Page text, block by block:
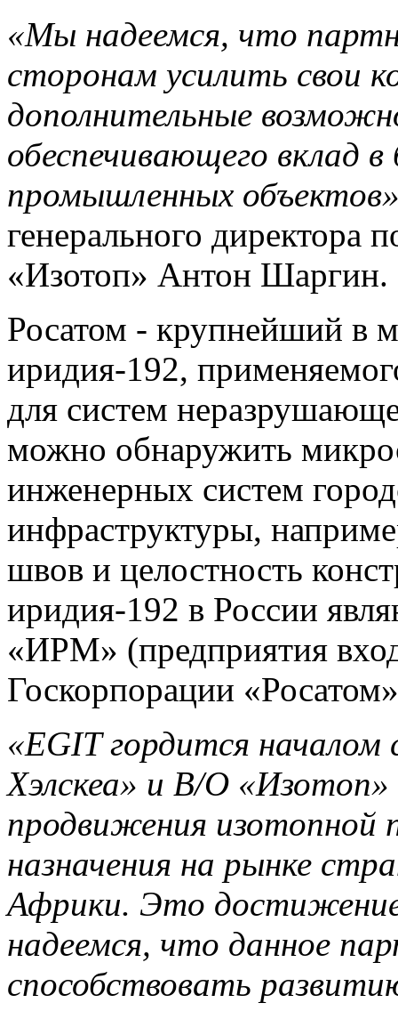
«Мы надеемся, что
сторонам усилить свои
дополнительные
обеспечивающего вклад
промышленных
генерального
«Изотоп» Антон Шаргин.
Росатом - крупнейший в
иридия-192,
для систем
можно обнаружить
инженерных систем
инфраструктуры,
швов и целостность
иридия-192 в России
«ИРМ» (предприятия
Госкорпорации
«EGIT гордится
Хэлскеа» и В/О
продвижения изотопной
назначения на рынке
Африки. Это
надеемся, что данное
способствовать